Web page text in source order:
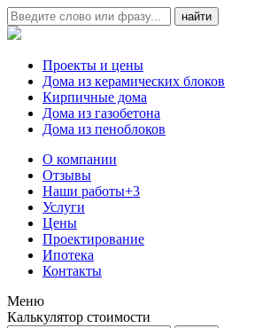
Проекты и цены
Дома из керамических блоков
Кирпичные дома
Дома из газобетона
Дома из пеноблоков
О компании
Отзывы
Наши работы+3
Услуги
Цены
Проектирование
Ипотека
Контакты
Меню
Калькулятор стоимости